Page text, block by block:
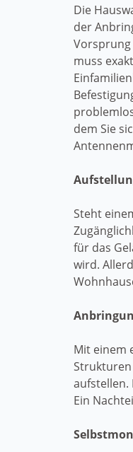
Die
der
muss
dem Sie
Steht
für das
wird.
Mit einem
Strukturen
aufstellen.
Ein